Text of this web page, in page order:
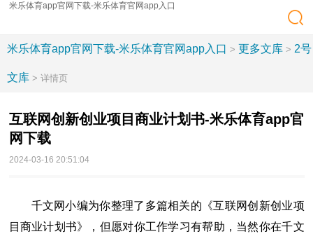
米乐体育app官网下载-米乐体育官网app入口
米乐体育app官网下载-米乐体育官网app入口 > 更多文库 > 2号
文库 > 详情页
互联网创新创业项目商业计划书-米乐体育app官
网下载
2024-03-16 20:51:04
千文网小编为你整理了多篇相关的《互联网创新创业项
目商业计划书》，但愿对你工作学习有帮助，当然你在千文